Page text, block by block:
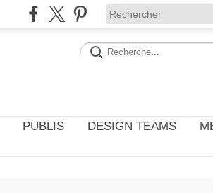
PUBLIS DESIGN TEAMS